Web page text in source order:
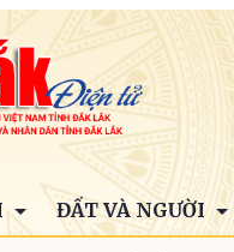
ĐẤT VÀ NGƯỜI